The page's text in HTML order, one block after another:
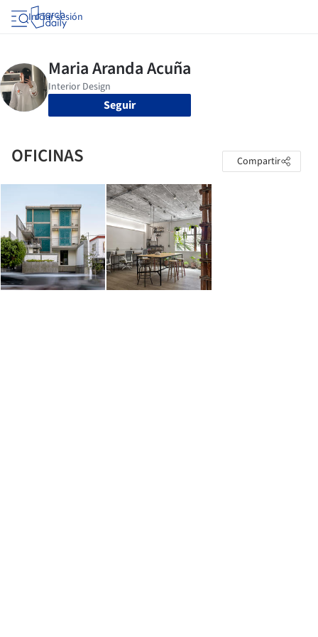
Iniciar sesión
Seguir
OFICINAS Compartir